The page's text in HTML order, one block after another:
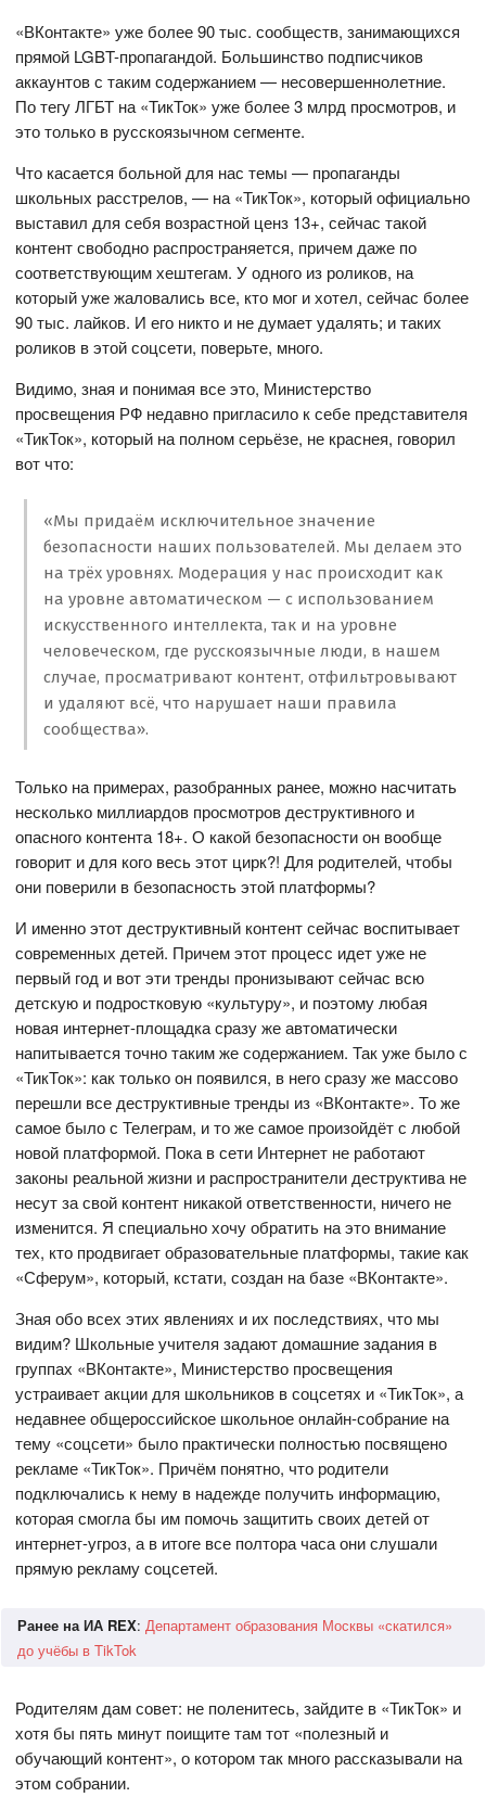
«ВКонтакте» уже более 90 тыс. сообществ, занимающихся
прямой LGBT-пропагандой. Большинство подписчиков
аккаунтов с таким содержанием — несовершеннолетние.
По тегу ЛГБТ на «ТикТок» уже более 3 млрд просмотров, и
это только в русскоязычном сегменте.
Что касается больной для нас темы — пропаганды
школьных расстрелов, — на «ТикТок», который официально
выставил для себя возрастной ценз 13+, сейчас такой
контент свободно распространяется, причем даже по
соответствующим хештегам. У одного из роликов, на
который уже жаловались все, кто мог и хотел, сейчас более
90 тыс. лайков. И его никто и не думает удалять; и таких
роликов в этой соцсети, поверьте, много.
Видимо, зная и понимая все это, Министерство
просвещения РФ недавно пригласило к себе представителя
«ТикТок», который на полном серьёзе, не краснея, говорил
вот что:
«Мы придаём исключительное значение
безопасности наших пользователей. Мы делаем это
на трёх уровнях. Модерация у нас происходит как
на уровне автоматическом — с использованием
искусственного интеллекта, так и на уровне
человеческом, где русскоязычные люди, в нашем
случае, просматривают контент, отфильтровывают
и удаляют всё, что нарушает наши правила
сообщества».
Только на примерах, разобранных ранее, можно насчитать
несколько миллиардов просмотров деструктивного и
опасного контента 18+. О какой безопасности он вообще
говорит и для кого весь этот цирк?! Для родителей, чтобы
они поверили в безопасность этой платформы?
И именно этот деструктивный контент сейчас воспитывает
современных детей. Причем этот процесс идет уже не
первый год и вот эти тренды пронизывают сейчас всю
детскую и подростковую «культуру», и поэтому любая
новая интернет-площадка сразу же автоматически
напитывается точно таким же содержанием. Так уже было с
«ТикТок»: как только он появился, в него сразу же массово
перешли все деструктивные тренды из «ВКонтакте». То же
самое было с Телеграм, и то же самое произойдёт с любой
новой платформой. Пока в сети Интернет не работают
законы реальной жизни и распространители деструктива не
несут за свой контент никакой ответственности, ничего не
изменится. Я специально хочу обратить на это внимание
тех, кто продвигает образовательные платформы, такие как
«Сферум», который, кстати, создан на базе «ВКонтакте».
Зная обо всех этих явлениях и их последствиях, что мы
видим? Школьные учителя задают домашние задания в
группах «ВКонтакте», Министерство просвещения
устраивает акции для школьников в соцсетях и «ТикТок», а
недавнее общероссийское школьное онлайн-собрание на
тему «соцсети» было практически полностью посвящено
рекламе «ТикТок». Причём понятно, что родители
подключались к нему в надежде получить информацию,
которая смогла бы им помочь защитить своих детей от
интернет-угроз, а в итоге все полтора часа они слушали
прямую рекламу соцсетей.
Ранее на ИА REX: Департамент образования Москвы «скатился»
до учёбы в TikTok
Родителям дам совет: не поленитесь, зайдите в «ТикТок» и
хотя бы пять минут поищите там тот «полезный и
обучающий контент», о котором так много рассказывали на
этом собрании.